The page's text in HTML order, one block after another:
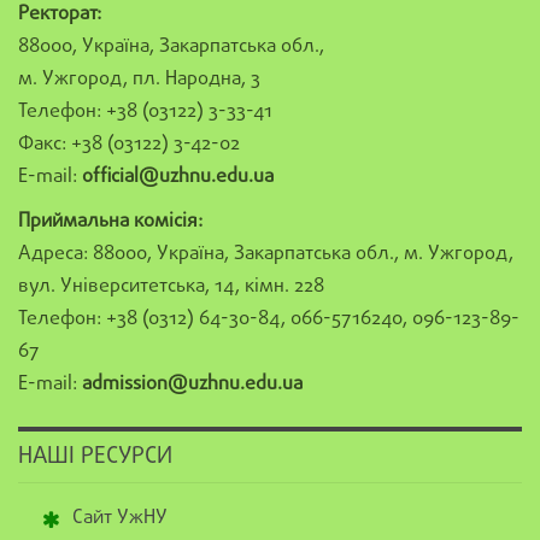
Ректорат:
88000, Україна, Закарпатська обл.,
м. Ужгород, пл. Народна, 3
Телефон: +38 (03122) 3-33-41
Факс: +38 (03122) 3-42-02
E-mail: official@uzhnu.edu.ua
Приймальна комісія:
Адреса: 88000, Україна, Закарпатська обл., м. Ужгород,
вул. Університетська, 14, кімн. 228
Телефон: +38 (0312) 64-30-84, 066-5716240, 096-123-89-
67
E-mail: admission@uzhnu.edu.ua
НАШІ РЕСУРСИ
Сайт УжНУ